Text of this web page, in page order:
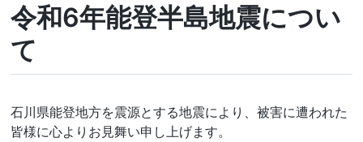
令和6年能登半島地震につい
て
石川県能登地方を震源とする地震により、被害に遭われた
皆様に心よりお見舞い申し上げます。